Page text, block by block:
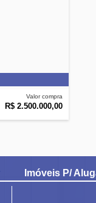
Valor compra
R$ 2.500.000,00
Imóveis P/